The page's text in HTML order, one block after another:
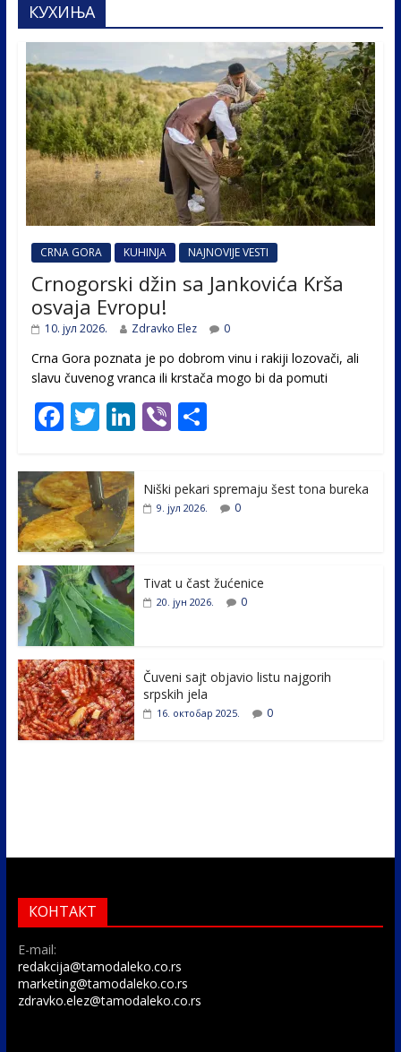
КУХИЊА
CRNA GORA KUHINJA NAJNOVIJE VESTI
Crnogorski džin sa Jankovića Krša
osvaja Evropu!
10. јул 2026. Zdravko Elez 0
Crna Gora poznata je po dobrom vinu i rakiji lozovači, ali
slavu čuvenog vranca ili krstača mogo bi da pomuti
F
e
b
o
o
k
T
itt
er
Li
e
Vi
er
S
e
Niški pekari spremaju šest tona bureka
9. јул 2026. 0
Tivat u čast žućenice
20. јун 2026. 0
Čuveni sajt objavio listu najgorih
srpskih jela
16. октобар 2025. 0
КОНТАКТ
E-mail:
redakcija@tamodaleko.co.rs
marketing@tamodaleko.co.rs
zdravko.elez@tamodaleko.co.rs